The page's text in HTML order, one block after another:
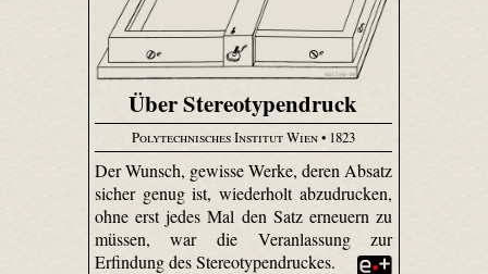
Über Stereotypendruck
Polytechnisches Institut Wien• 1823
Der Wunsch, gewisse Werke, deren Absatz
sicher genug ist, wiederholt abzudrucken,
ohne erst jedes Mal den Satz erneuern zu
müssen, war die Veranlassung zur
Erfindung des Stereotypendruckes.